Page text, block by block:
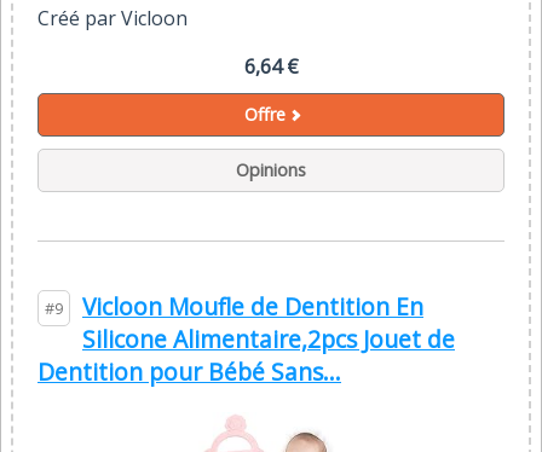
Créé par Vicloon
6,64 €
Offre
Opinions
#9
Vicloon Moufle de Dentition En
Silicone Alimentaire,2pcs Jouet de
Dentition pour Bébé Sans...